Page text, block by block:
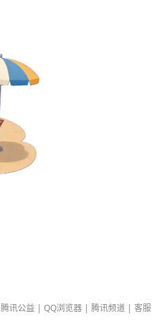
腾讯公益 | QQ浏览器 | 腾讯频道 | 客服